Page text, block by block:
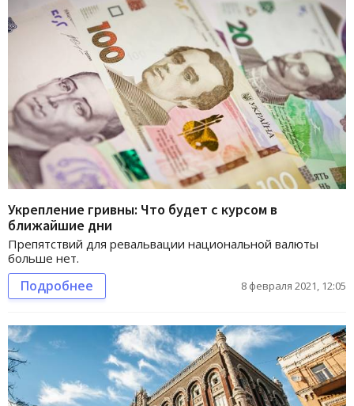
Укрепление гривны: Что будет с курсом в
ближайшие дни
Препятствий для ревальвации национальной валюты
больше нет.
Подробнее 8 февраля 2021, 12:05